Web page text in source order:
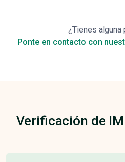
¿Tienes alguna
Ponte en contacto con
Verificación de